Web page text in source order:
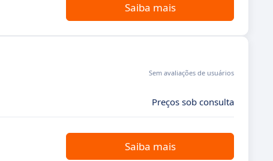
Saiba mais
Sem avaliações de usuários
Preços sob consulta
Saiba mais